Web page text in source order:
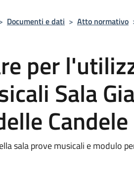
Documenti e dati > Atto normativo
per
Sala
Candele
sala prove musicali e modulo